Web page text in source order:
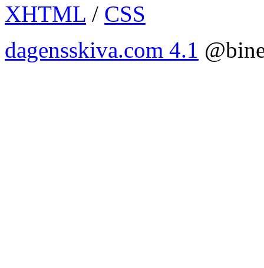
XHTML / CSS
dagensskiva.com 4.1